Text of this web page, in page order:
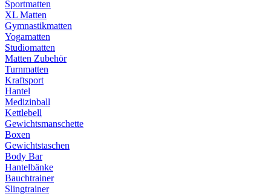
Sportmatten
XL Matten
Gymnastikmatten
Yogamatten
Studiomatten
Matten Zubehör
Turnmatten
Kraftsport
Hantel
Medizinball
Kettlebell
Gewichtsmanschette
Boxen
Gewichtstaschen
Body Bar
Hantelbänke
Bauchtrainer
Slingtrainer